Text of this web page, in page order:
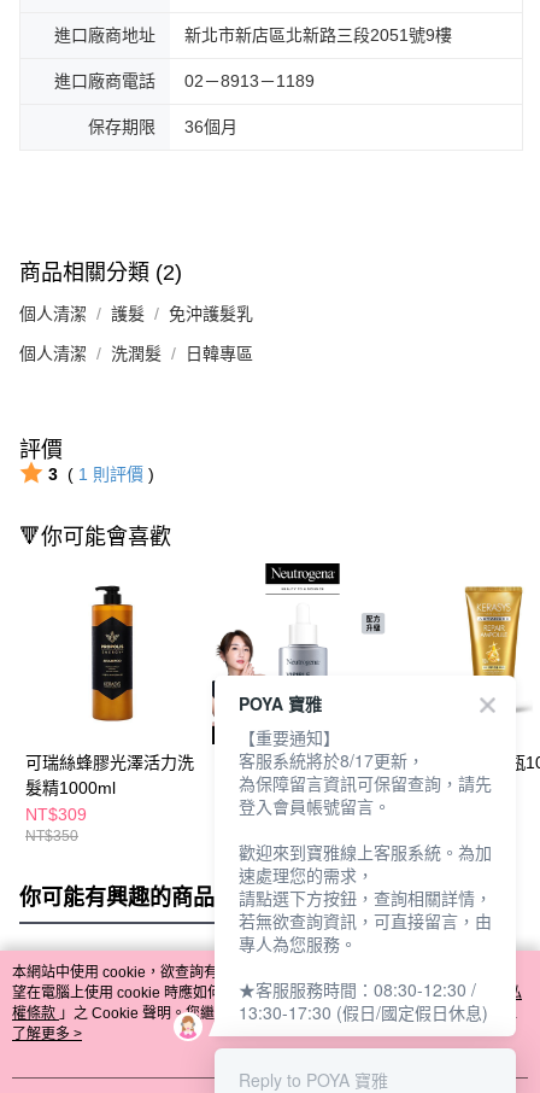
進口廠商地址 新北市新店區北新路三段2051號9樓
進口廠商電話 02－8913－1189
保存期限 36個月
商品相關分類 (2)
個人清潔 護髮 免沖護髮乳
個人清潔 洗潤髮 日韓專區
評價
3 ( 1 則評價 )
🔻你可能會喜歡
可瑞絲蜂膠光澤活力洗
髮精1000ml
NT$309
NT$350
露得清肌緻新生A醇精
華30ml
NT$939
可瑞絲金緻安瓶
護髮膜300ml
你可能有興趣的商品 全站排行
熱門標籤
本網站中使用 cookie，欲查詢有關本網站使用 cookie 方式之詳情，及若您不希
望在電腦上使用 cookie 時應如何變更電腦的 cookie 設定，請參閱本網站「
隱私
權條款 」之 Cookie 聲明。您繼續使用本網站即表示您同意本公司得按本網站使
用條款之 Cookie 聲明使用 cookie。
了解更多 >
POYA 寶雅
【重要通知】
客服系統將於8/17更新，
為保障留言資訊可保留查詢，請先
登入會員帳號留言。
歡迎來到寶雅線上客服系統。為加
速處理您的需求，
請點選下方按鈕，查詢相關詳情，
若無欲查詢資訊，可直接留言，由
專人為您服務。
★客服服務時間：08:30-12:30 /
13:30-17:30 (假日/國定假日休息)
Reply to POYA 寶雅